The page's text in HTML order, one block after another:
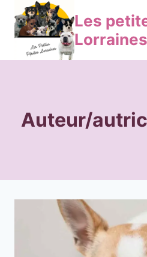
contenu
Les
Lorraines
Auteur/